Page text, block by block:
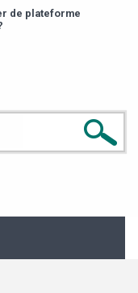
13 prompts RH pour